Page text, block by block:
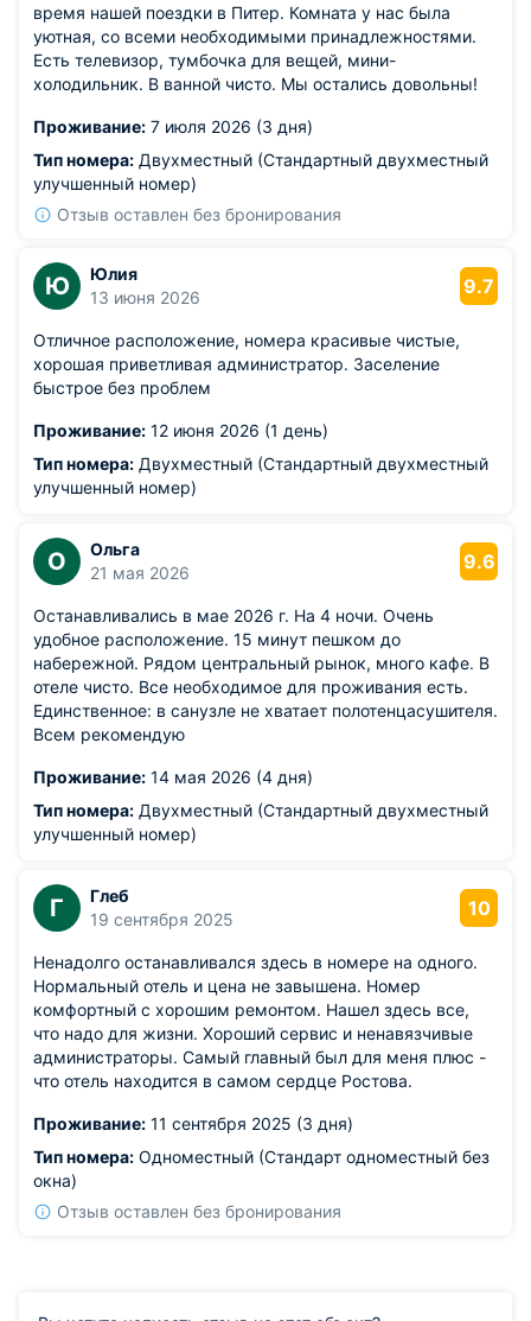
время нашей поездки в Питер. Комната у нас была
уютная, со всеми необходимыми принадлежностями.
Есть телевизор, тумбочка для вещей, мини-
холодильник. В ванной чисто. Мы остались довольны!
Проживание: 7 июля 2026 (3 дня)
Тип номера: Двухместный (Стандартный двухместный
улучшенный номер)
Отзыв оставлен без бронирования
Ю
Юлия
13 июня 2026
9.7
Отличное расположение, номера красивые чистые,
хорошая приветливая администратор. Заселение
быстрое без проблем
Проживание: 12 июня 2026 (1 день)
Тип номера: Двухместный (Стандартный двухместный
улучшенный номер)
О
Ольга
21 мая 2026
9.6
Останавливались в мае 2026 г. На 4 ночи. Очень
удобное расположение. 15 минут пешком до
набережной. Рядом центральный рынок, много кафе. В
отеле чисто. Все необходимое для проживания есть.
Единственное: в санузле не хватает полотенцасушителя.
Всем рекомендую
Проживание: 14 мая 2026 (4 дня)
Тип номера: Двухместный (Стандартный двухместный
улучшенный номер)
Г
Глеб
19 сентября 2025
10
Ненадолго останавливался здесь в номере на одного.
Нормальный отель и цена не завышена. Номер
комфортный с хорошим ремонтом. Нашел здесь все,
что надо для жизни. Хороший сервис и ненавязчивые
администраторы. Самый главный был для меня плюс -
что отель находится в самом сердце Ростова.
Проживание: 11 сентября 2025 (3 дня)
Тип номера: Одноместный (Стандарт одноместный без
окна)
Отзыв оставлен без бронирования